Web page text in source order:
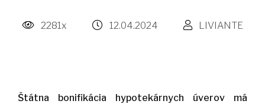
2281x 12.04.2024 LIVIANTE
Štátna bonifikácia hypotekárnych úverov má